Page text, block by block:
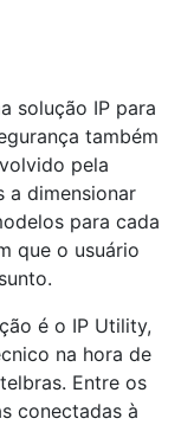
solução IP para
também
pela
a dimensionar
para cada
que o usuário
é o IP Utility,
na hora de
Entre os
conectadas à